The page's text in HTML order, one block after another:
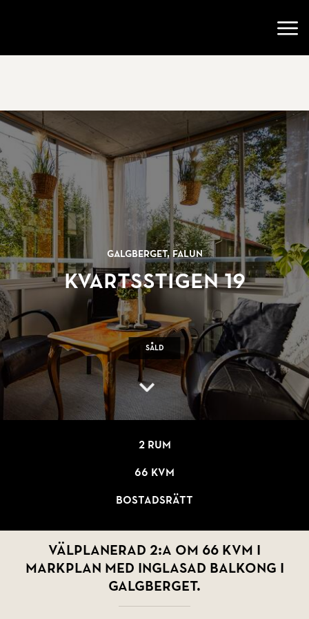
Galgberget, Falun
Kvartsstigen 19
Såld
2 rum
66 kvm
Bostadsrätt
Välplanerad 2:a om 66 kvm i
markplan med inglasad balkong i
Galgberget.